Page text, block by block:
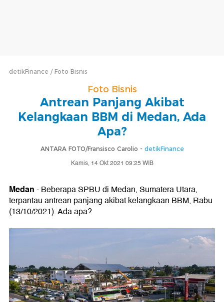
detikFinance Foto Bisnis
Foto Bisnis
Antrean Panjang Akibat
Kelangkaan BBM di Medan, Ada
Apa?
ANTARA FOTO/Fransisco Carolio - detikFinance
Kamis, 14 Okt 2021 09:25 WIB
Medan- Beberapa SPBU di Medan, Sumatera Utara,
terpantau antrean panjang akibat kelangkaan BBM, Rabu
(13/10/2021). Ada apa?